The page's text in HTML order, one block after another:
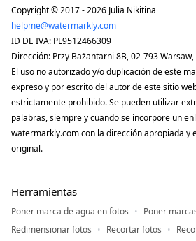
Copyright © 2017 - 2026 Julia Nikitina
helpme@watermarkly.com
ID DE IVA: PL9512466309
Dirección: Przy Bażantarni 8B, 02-793 Warsaw,
El uso no autorizado y/o duplicación de este
expreso y por escrito del autor de este sitio
estrictamente prohibido. Se pueden utilizar
palabras, siempre y cuando se incorpore un
watermarkly.com con la dirección apropiada y
original.
Herramientas
Poner marca de agua en fotos
Poner
Redimensionar fotos
Recortar fotos